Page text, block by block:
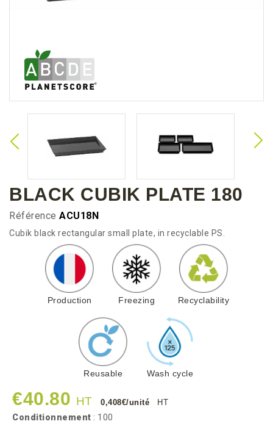
BLACK CUBIK PLATE 180
Référence ACU18N
Cubik black rectangular small plate, in recyclable PS.
Production Freezing Recyclability
Reusable Wash cycle
€40.80 HT 0,408€/unité HT
Conditionnement : 100